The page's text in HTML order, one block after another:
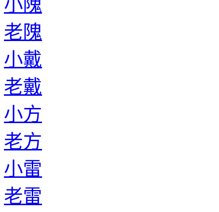
小隗
老隗
小戴
老戴
小方
老方
小雷
老雷